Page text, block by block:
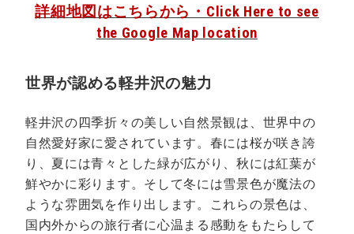
詳細地図はこちらから・Click Here to see
the Google Map location
世界が認める軽井沢の魅力
軽井沢の四季折々の美しい自然景観は、世界中の
自然愛好家に愛されています。春には桜が咲き誇
り、夏には青々とした緑が広がり、秋には紅葉が
鮮やかに彩ります。そして冬には雪景色が魔法の
ような雰囲気を作り出します。これらの景色は、
国内外からの旅行者に心温まる感動をもたらして